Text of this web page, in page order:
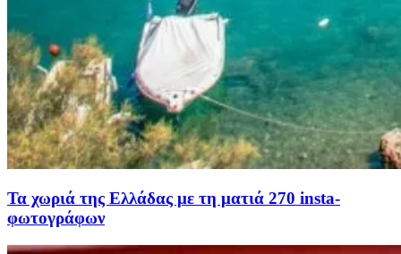
Τα χωριά της Ελλάδας με τη ματιά 270 insta-
φωτογράφων